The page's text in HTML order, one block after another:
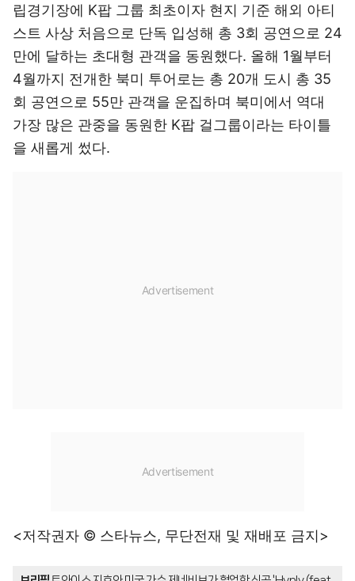
립경기장에 K팝 그룹 최초이자 현지 기준 해외 아티
스트 사상 처음으로 단독 입성해 총 3회 공연으로 24
만에 달하는 초대형 관객을 동원했다. 올해 1월부터
4월까지 전개한 북미 투어로는 총 20개 도시 총 35
회 공연으로 55만 관객을 운집하며 북미에서 역대
가장 많은 관중을 동원한 K팝 걸그룹이라는 타이틀
을 새롭게 썼다.
<저작권자 © 스타뉴스, 무단전재 및 재배포 금지>